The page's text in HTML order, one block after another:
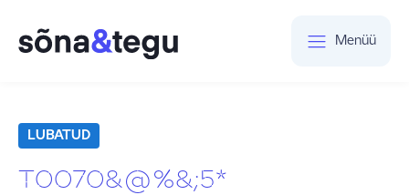
Menüü
LUBATUD
T0070&@%&;5*